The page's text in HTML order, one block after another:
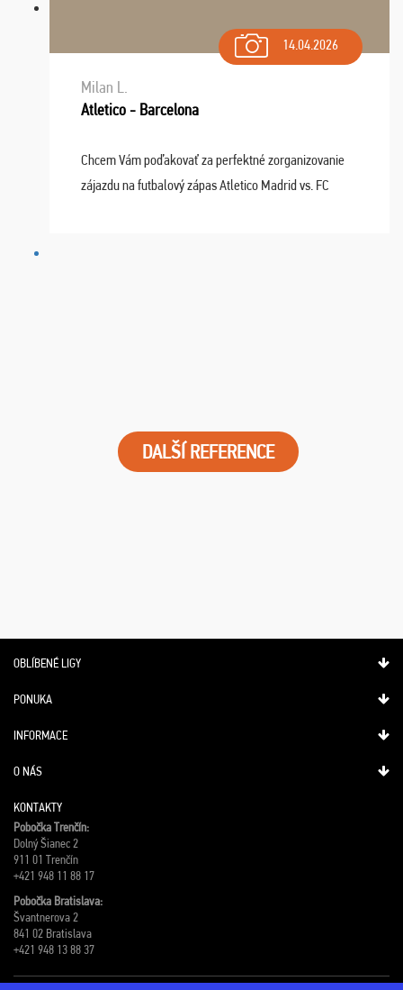
14.04.2026
Milan L.
Atletico - Barcelona
Chcem Vám poďakovať za perfektné zorganizovanie
zájazdu na futbalový zápas Atletico Madrid vs. FC
DALŠÍ REFERENCE
OBLÍBENÉ LIGY
PONUKA
INFORMACE
O NÁS
KONTAKTY
Pobočka Trenčín:
Dolný Šianec 2
911 01 Trenčín
+421 948 11 88 17
Pobočka Bratislava:
Švantnerova 2
841 02 Bratislava
+421 948 13 88 37